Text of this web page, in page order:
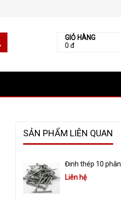
GIỎ HÀNG
0 đ
SẢN PHẨM LIÊN QUAN
Đinh thép 10 phân
Liên hệ